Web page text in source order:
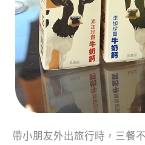
帶小朋友外出旅行時，三餐